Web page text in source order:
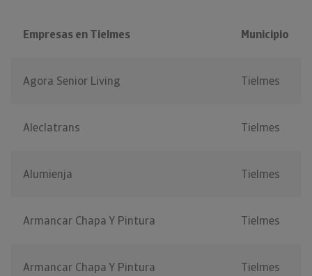
Empresas en Tielmes Municipio
Agora Senior Living Tielmes
Aleclatrans Tielmes
Alumienja Tielmes
Armancar Chapa Y Pintura Tielmes
Armancar Chapa Y Pintura Tielmes